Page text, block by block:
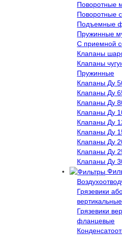
Поворотные
Поворотные
Подъемные
Пружинные
С приемной
Клапаны
Клапаны
Пружинные
Клапаны Ду
Клапаны Ду
Клапаны Ду
Клапаны Ду
Клапаны Ду
Клапаны Ду
Клапаны Ду
Клапаны Ду
Клапаны Ду
Грязевики
Грязевики
фланцевые